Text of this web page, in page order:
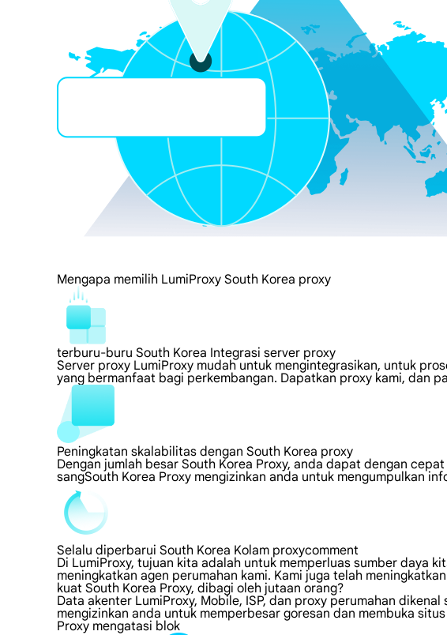
Mengapa memilih LumiProxy South Korea proxy
terburu-buru South Korea Integrasi server proxy
Server proxy LumiProxy mudah untuk mengintegrasikan, untuk
yang bermanfaat bagi perkembangan. Dapatkan proxy kami, dan
Peningkatan skalabilitas dengan South Korea proxy
Dengan jumlah besar South Korea Proxy, anda dapat dengan
sangSouth Korea Proxy mengizinkan anda untuk mengumpulkan
Selalu diperbarui South Korea Kolam proxycomment
Di LumiProxy, tujuan kita adalah untuk memperluas sumber daya
meningkatkan agen perumahan kami. Kami juga telah
kuat South Korea Proxy, dibagi oleh jutaan orang?
Data akenter LumiProxy, Mobile, ISP, dan proxy perumahan
mengizinkan anda untuk memperbesar goresan dan membuka
Proxy mengatasi blok